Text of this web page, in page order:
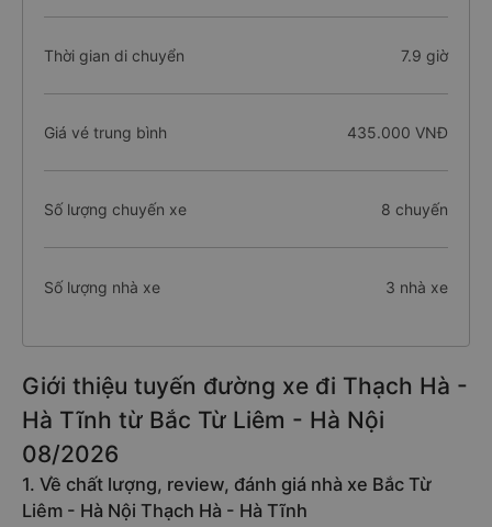
Thời gian di chuyển 7.9 giờ
Giá vé trung bình 435.000 VNĐ
Số lượng chuyến xe 8 chuyến
Số lượng nhà xe 3 nhà xe
Giới thiệu tuyến đường xe đi Thạch Hà -
Hà Tĩnh từ Bắc Từ Liêm - Hà Nội
08/2026
1. Về chất lượng, review, đánh giá nhà xe Bắc Từ
Liêm - Hà Nội Thạch Hà - Hà Tĩnh